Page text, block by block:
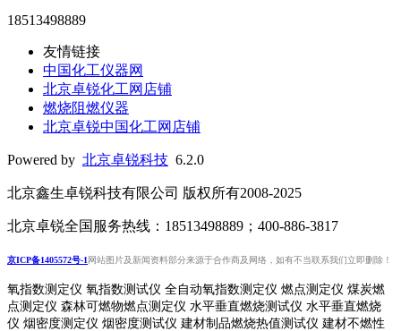
18513498889
友情链接
中国化工仪器网
北京卓锐化工网店铺
燃烧阻燃仪器
北京卓锐中国化工网店铺
Powered by 北京卓锐科技 6.2.0
北京鑫生卓锐科技有限公司 版权所有2008-2025
北京卓锐全国服务热线：18513498889；400-886-3817
京ICP备1405572号-1网站图片及新闻资料部分来源于合作商及网络，如有不当联系我们立即删除！
氧指数测定仪 氧指数测试仪 全自动氧指数测定仪 燃点测定仪 煤炭燃
点测定仪 森林可燃物燃点测定仪 水平垂直燃烧测试仪 水平垂直燃烧
仪 烟密度测定仪 烟密度测试仪 建材制品燃烧热值测试仪 建材不燃性